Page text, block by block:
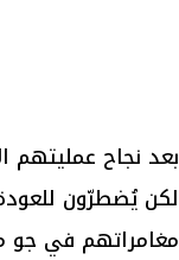
لكن يُضطرّون
مغامراتهم في جو